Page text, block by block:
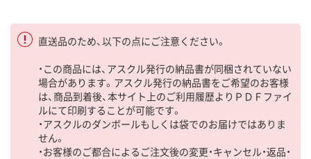
直送品のため、以下の点にご注意ください。
・この商品には、アスクル発行の納品書が同梱されていない
場合があります。アスクル発行の納品書をご希望のお客様
は、商品到着後、本サイト上のご利用履歴よりＰＤＦファイ
ルにて印刷することが可能です。
・アスクルのダンボールもしくは袋でのお届けではありま
せん。
・お客様のご都合によるご注文後の変更・キャンセル・返品・